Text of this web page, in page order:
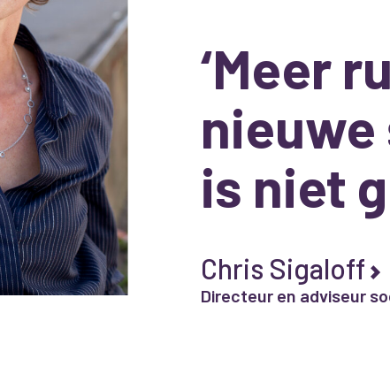
‘Meer
nieuwe
is niet
Chris Sigaloff
Directeur en adviseur